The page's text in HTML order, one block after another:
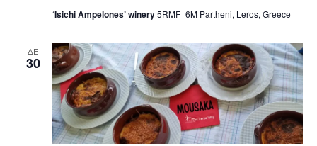
‘Isichi Ampelones’ winery5RMF+6M Partheni, Leros, Greece
ΔΕ
30